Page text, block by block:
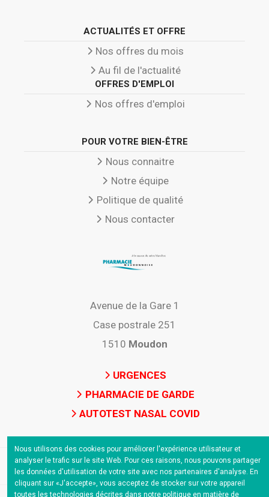
ACTUALITÉS ET OFFRE
Nos offres du mois
Au fil de l'actualité
OFFRES D'EMPLOI
Nos offres d'emploi
POUR VOTRE BIEN-ÊTRE
Nous connaitre
Notre équipe
Politique de qualité
Nous contacter
Avenue de la Gare 1
Case postrale 251
1510 Moudon
URGENCES
PHARMACIE DE GARDE
AUTOTEST NASAL COVID
Nous utilisons des cookies pour améliorer l'expérience utilisateur et
analyser le trafic sur le site Web. Pour ces raisons, nous pouvons partager
les données d'utilisation de votre site avec nos partenaires d'analyse. En
cliquant sur «J'accepte», vous acceptez de stocker sur votre appareil
toutes les technologies décrites dans notre politique en matière de